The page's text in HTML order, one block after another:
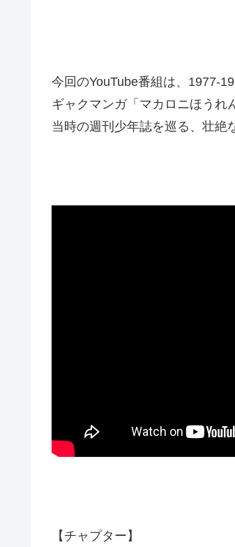
今回のYouTube番組は、1977-
ギャクマンガ「マカロニほうれ
当時の週刊少年誌を巡る、壮絶
【チャプター】